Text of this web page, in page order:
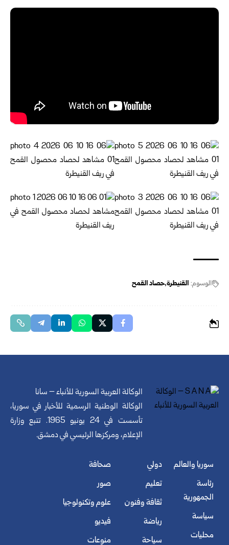
الوسوم: القنيطرة حصاد القمح
الوكالة العربية السورية للأنباء – سانا
الوكالة الوطنية الرسمية للأخبار في سوريا،
تأسست في 24 يونيو 1965. تتبع وزارة
الإعلام، ومركزها الرئيسي في دمشق.
سوريا والعالم
رئاسة
الجمهورية
سياسة
محليات
دولي
تعليم
ثقافة وفنون
رياضة
سياحة
صحافة
صور
علوم وتكنولوجيا
فيديو
منوعات